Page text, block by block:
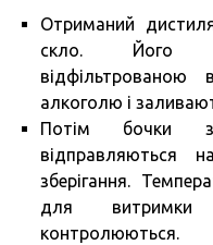
Отриманий
скло. Його
алкоголю і
Потім бочки з
відправляються
зберігання.
для витримки
контролюються.